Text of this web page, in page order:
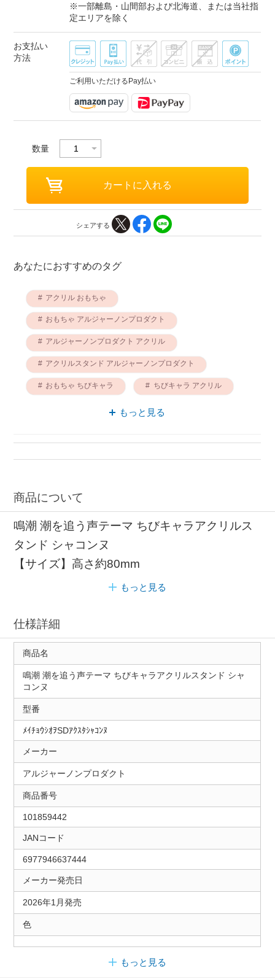
※一部離島・山間部および北海道、または当社指
定エリアを除く
お支払い
方法
ご利用いただけるPay払い
数量
シェアする
あなたにおすすめのタグ
アクリル おもちゃ
おもちゃ アルジャーノンプロダクト
アルジャーノンプロダクト アクリル
アクリルスタンド アルジャーノンプロダクト
おもちゃ ちびキャラ ちびキャラ アクリル
ちびキャラ アクリルスタンド
もっと見る
商品について
鳴潮 潮を追う声テーマ ちびキャラアクリルス
タンド シャコンヌ
【サイズ】高さ約80mm
もっと見る
仕様詳細
商品名
鳴潮 潮を追う声テーマ ちびキャラアクリルスタンド シャ
コンヌ
型番
ﾒｲﾁｮｳｼｵｦSDｱｸｽﾀｼｬｺﾝﾇ
メーカー
アルジャーノンプロダクト
商品番号
101859442
JANコード
6977946637444
メーカー発売日
2026年1月発売
色
もっと見る